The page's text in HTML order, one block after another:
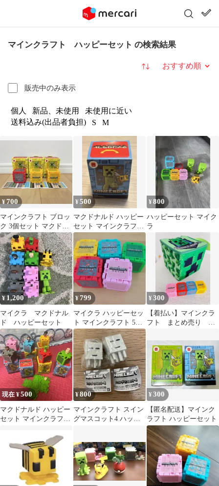
マインクラフト ハッピーセット の検索結果
販売中のみ表示
並び替え
個人 新品、未使用
未使用に近い
送料込み(出品者負担)
S M
¥700
マインクラフト ブロッ
ク 3個セット マクドナ
ルド ハッピーセット
¥500
マクドナルド ハッピー
セット マインクラフト
おもちゃ
¥800
ハッピーセット マイク
ラ
¥ 1,200
マイクラ マクドナル
ド ハッピーセット
¥799
マイクラ ハッピーセッ
ト マインクラフト 5セ
ット マクドナルド
¥300
【着払い】マインクラ
フト まとめ売り 収
現在 ¥500
マクドナルド ハッピー
セット マインクラフト
¥800
マインクラフト スイン
グマスコット4 ハッピ
¥300
【匿名配送】マインク
ラフト ハッピーセット